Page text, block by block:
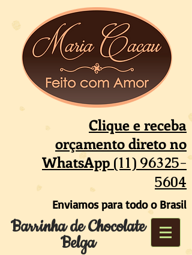
Clique e receba
orçamento direto no
WhatsApp (11) 96325-
5604
Enviamos para todo o Brasil
Barrinha de Chocolate
Belga